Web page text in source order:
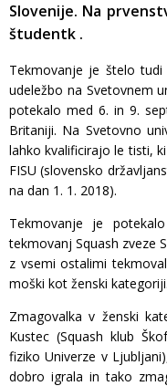
Slovenije. Na
študentk .
Tekmovanje je štelo
udeležbo na Svetovnem
potekalo med 6. in 9.
Britaniji. Na Svetovno
lahko kvalificirajo le tisti,
FISU (slovensko
na dan 1. 1. 2018).
Tekmovanje je
tekmovanj Squash zveze
z vsemi ostalimi
moški kot ženski kategoriji.
Zmagovalka v ženski
Kustec (Squash klub
fiziko Univerze v
dobro igrala in tako